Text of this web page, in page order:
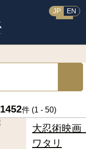
JP EN
1452件 (1 - 50)
大忍術映
ワタリ